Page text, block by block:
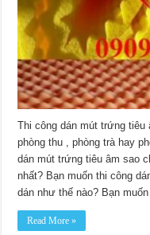
Thi công dán mút trứng tiêu
phòng thu , phòng trà hay
dán mút trứng tiêu âm sao
nhất? Bạn muốn thi công
dán như thế nào? Bạn
Read More »